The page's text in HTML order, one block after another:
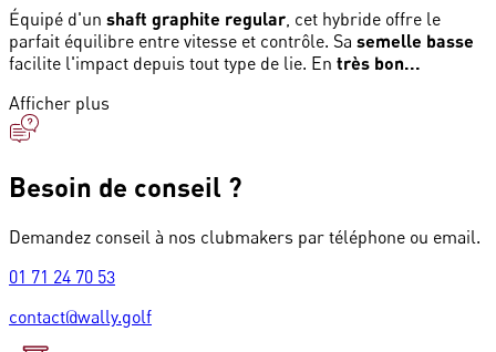
Équipé d'un shaft graphite regular, cet hybride offre le
parfait équilibre entre vitesse et contrôle. Sa semelle basse
facilite l'impact depuis tout type de lie. En très bon...
Afficher plus
Besoin de conseil ?
Demandez conseil à nos clubmakers par téléphone ou email.
01 71 24 70 53
contact@wally.golf